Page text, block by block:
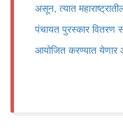
असून, त्यात
पंचायत पुरस्कार वितरण
आयोजित करण्यात येणार